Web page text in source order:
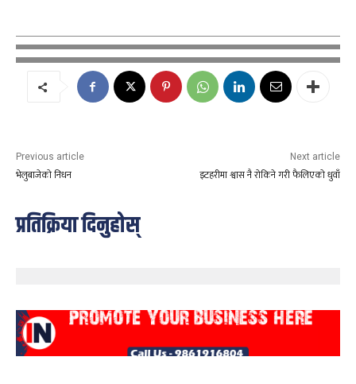
Previous article
भेलुबाजेको निधन
Next article
इटहरीमा श्वास नै रोकिने गरी फैलिएको धुवाँ
प्रतिक्रिया दिनुहोस्